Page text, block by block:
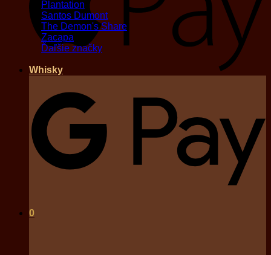
0
Plantation
Santos Dumont
The Demon's Share
Zacapa
Ďaľšie značky
Whisky